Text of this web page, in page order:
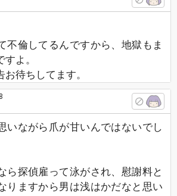
不倫してるんですから、地獄もま
よ。
待ちしてます。
いながら爪が甘いんではないでし
ら探偵雇って泳がされ、慰謝料と
りますから男は浅はかだなと思い